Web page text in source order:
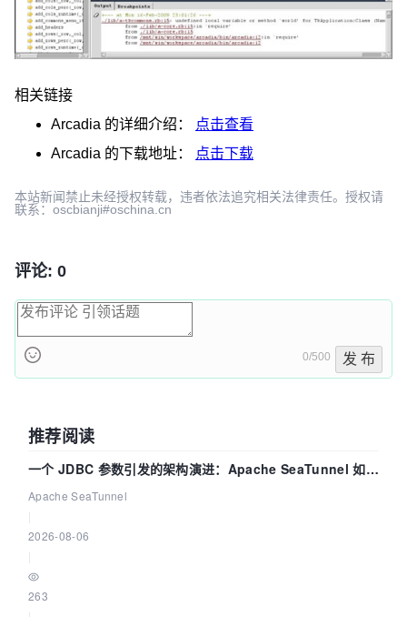
相关链接
Arcadia 的详细介绍：
点击查看
Arcadia 的下载地址： 点击下载
本站新闻禁止未经授权转载，违者依法追究相关法律责任。授权请
联系：oscbianji#oschina.cn
评论: 0
0/500 发 布
推荐阅读
一个 JDBC 参数引发的架构演进：Apache SeaTunnel 如何
解决数据同步中的“定时 Flush”难题
Apache SeaTunnel
2026-08-06
263